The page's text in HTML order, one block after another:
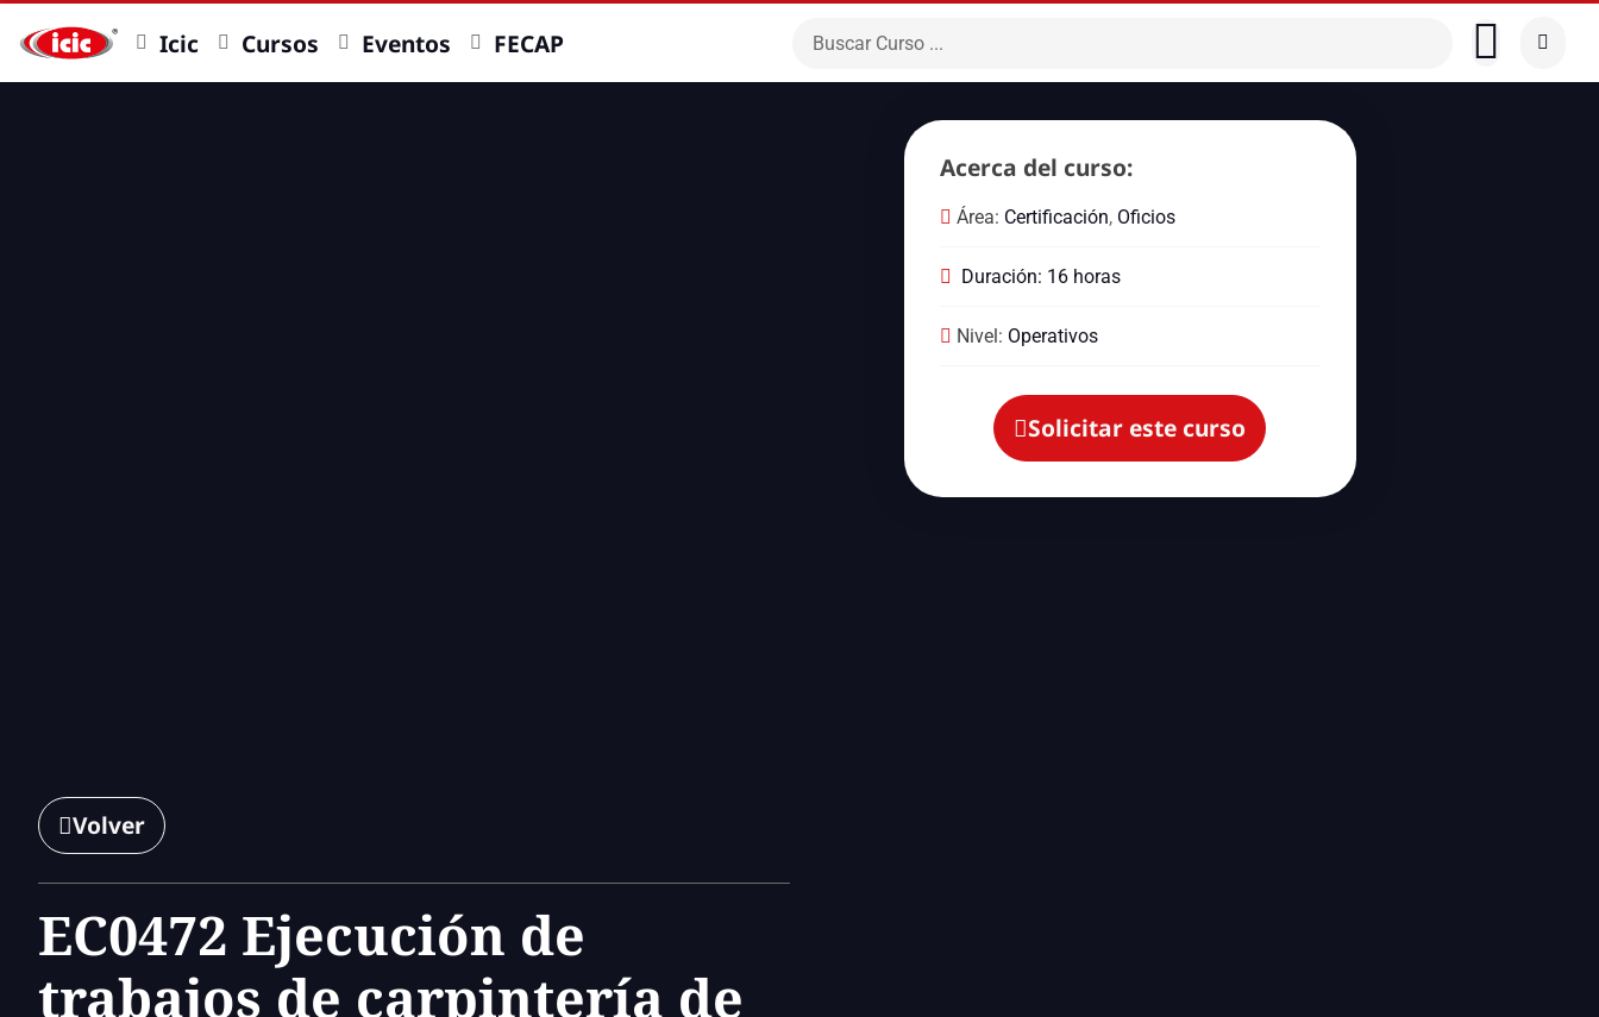
Icic Cursos Eventos FECAP
Volver
EC0472 Ejecución de
trabajos de carpintería de
Acerca del curso:
Área: Certificación, Oficios
Duración: 16 horas
Nivel: Operativos
Solicitar este curso